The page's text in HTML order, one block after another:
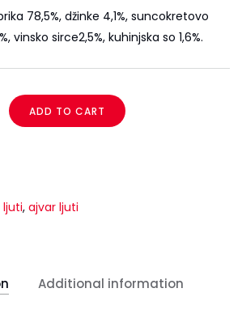
78,5%, džinke 4,1%, suncokretovo
vinsko sirce2,5%, kuhinjska so 1,6%.
ADD TO CART
, ajvar ljuti
Additional information